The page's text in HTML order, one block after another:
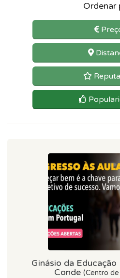
Ordenar
Ginásio da Educação
Conde (Centro